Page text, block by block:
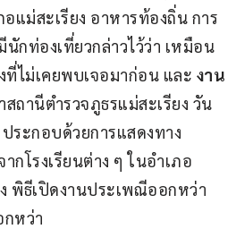
แม่สะเรียง อาหารท้องถิ่น การ
นักท่องเที่ยวกล่าวไว้ว่า เหมือน
ที่ไม่เคยพบเจอมาก่อน และ งาน
ถานีตำรวจภูธรแม่สะเรียง วัน
ระกอบด้วยการแสดงทาง
กโรงเรียนต่าง ๆ ในอำเภอ
พิธีเปิดงานประเพณีออกหว่า
กหว่า